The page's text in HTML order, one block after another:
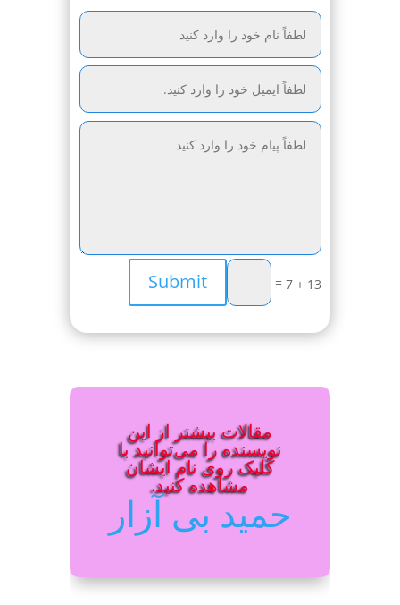
13 + 7
=
Submit
مقالات بیشتر از این
نویسنده را می‌توانید با
کلیک روی نام ایشان
مشاهده کنید.
حمید بی آزار